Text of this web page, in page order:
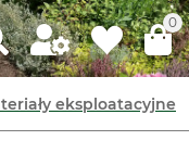
0
eksploatacyjne